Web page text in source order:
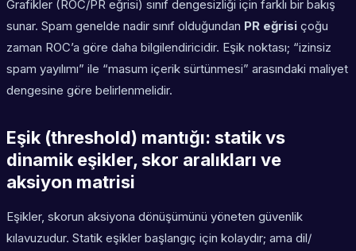
Grafikler (ROC/PR eğrisi) sınıf dengesizliği için farklı bir bakış
sunar. Spam genelde nadir sınıf olduğundan PR eğrisi çoğu
zaman ROC’a göre daha bilgilendiricidir. Eşik noktası; “izinsiz
spam yayılımı” ile “masum içerik sürtünmesi” arasındaki maliyet
dengesine göre belirlenmelidir.
Eşik (threshold) mantığı: statik vs
dinamik eşikler, skor aralıkları ve
aksiyon matrisi
Eşikler, skorun aksiyona dönüşümünü yöneten güvenlik
kılavuzudur. Statik eşikler başlangıç için kolaydır; ama dil/